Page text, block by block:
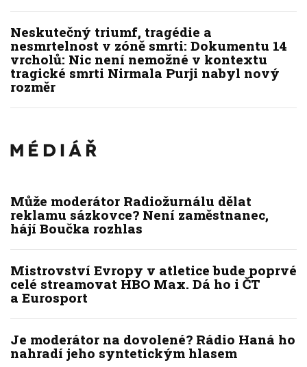
Neskutečný triumf, tragédie a
nesmrtelnost v zóně smrti: Dokumentu 14
vrcholů: Nic není nemožné v kontextu
tragické smrti Nirmala Purji nabyl nový
rozměr
Může moderátor Radiožurnálu dělat
reklamu sázkovce? Není zaměstnanec,
hájí Boučka rozhlas
Mistrovství Evropy v atletice bude poprvé
celé streamovat HBO Max. Dá ho i ČT
a Eurosport
Je moderátor na dovolené? Rádio Haná ho
nahradí jeho syntetickým hlasem